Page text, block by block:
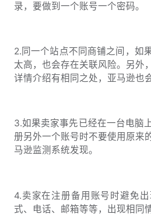
录，要做到一个账号一个密码。
2.同一个站点不同商铺之间，如
太高，也会存在关联风险。另外
详情介绍有相同之处，亚马逊也
3.如果卖家事先已经在一台电脑
册另外一个账号时不要使用原来
马逊监测系统发现。
4.卖家在注册备用账号时避免
式、电话、邮箱等等，出现相同